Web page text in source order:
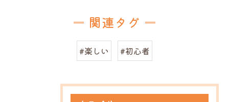
関連タグ
#楽しい #初心者